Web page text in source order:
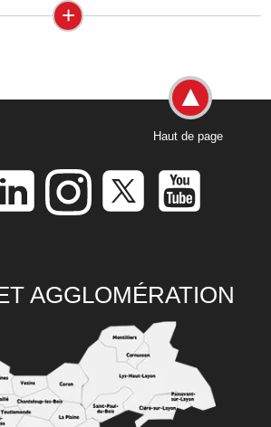
+
Haut de page
AGGLOMÉRATION